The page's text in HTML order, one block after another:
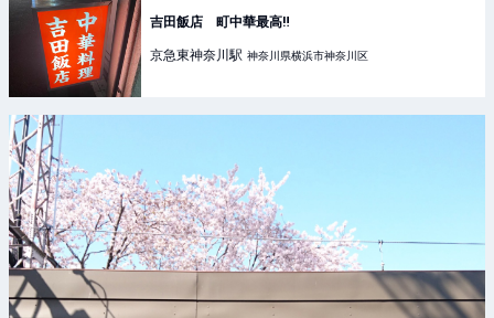
吉田飯店 町中華最高‼️
京急東神奈川駅 神奈川県横浜市神奈川区